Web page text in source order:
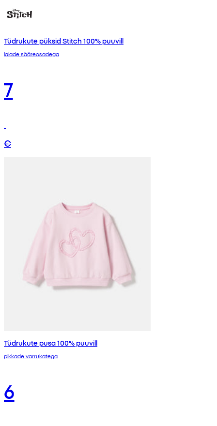
Tüdrukute püksid Stitch 100% puuvill
laiade sääreosadega
7
€
Tüdrukute pusa 100% puuvill
pikkade varrukatega
6